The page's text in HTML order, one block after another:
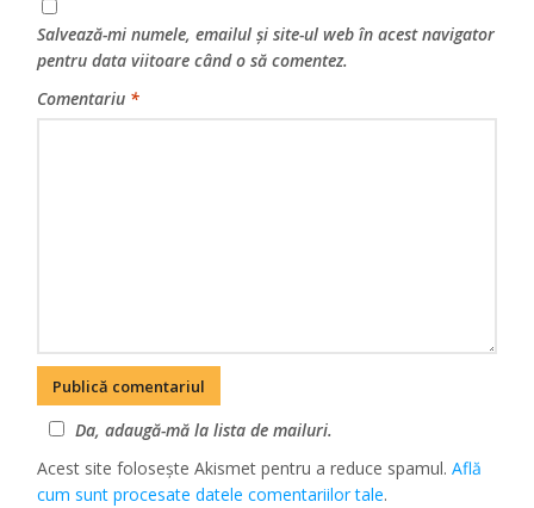
Salvează-mi numele, emailul și site-ul web în acest navigator
pentru data viitoare când o să comentez.
Comentariu *
Da, adaugă-mă la lista de mailuri.
Acest site folosește Akismet pentru a reduce spamul.Află
cum sunt procesate datele comentariilor tale.